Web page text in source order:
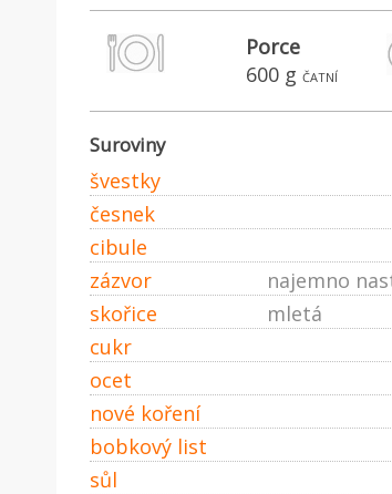
Porce
600 g čatní
Suroviny
švestky
česnek
cibule
zázvor
najemno
skořice
mletá
cukr
ocet
nové koření
bobkový list
sůl